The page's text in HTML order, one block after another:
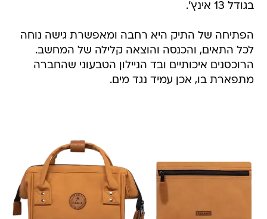
בגודל 13 אינץ'.
הפתיחה של התיק היא רחבה ומאפשרת גישה נוחה
לכל התאים, והכנסה והוצאה קלילה של המחשב.
הרוכסנים איכותיים ובד הניילון הטבעוני שהחברה
מתפארת בו, אכן עמיד נגד מים.